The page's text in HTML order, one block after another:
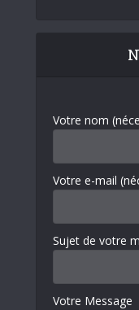
Votre nom
Votre e-mail
Sujet de votre
Votre Message